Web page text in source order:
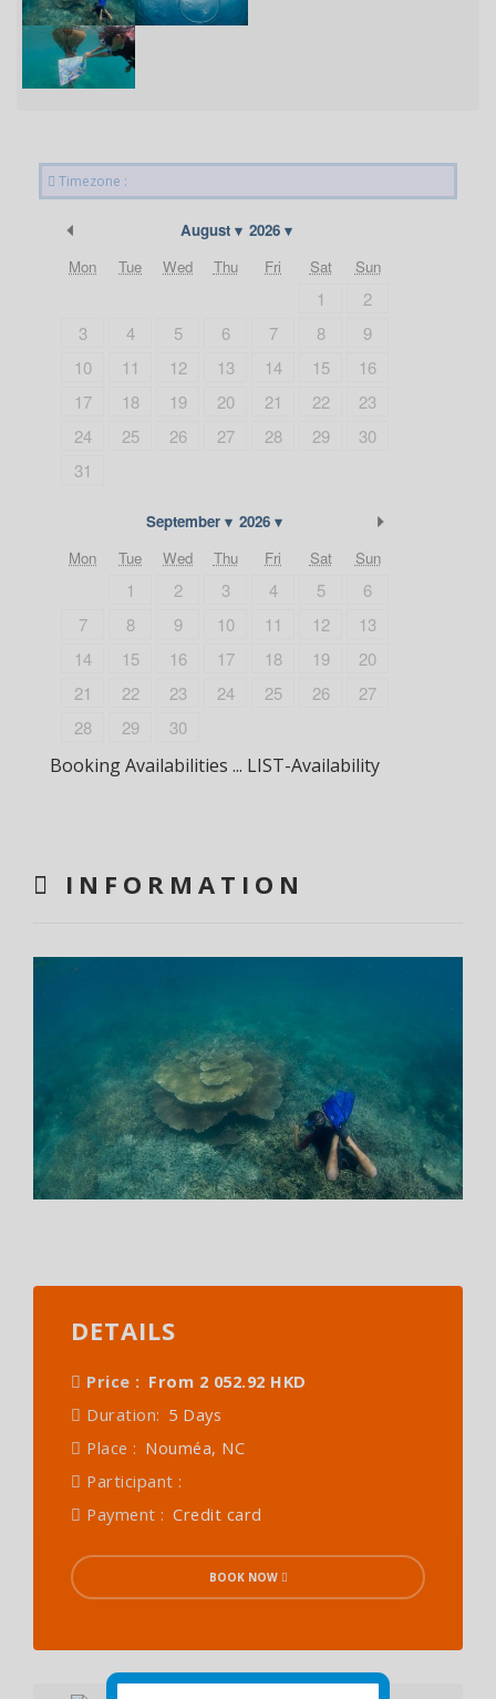
Timezone :
August 2026
Previous Month
Mon Tue Wed Thu Fri Sat Sun
1
2
3
4 5 6 7 8
9
10
11 12 13 14 15
16
17
18 19 20 21 22
23
24
25 26 27 28 29
30
31
September 2026
Mon Tue Wed Thu Fri Sat Sun
1 2 3 4 5
6
7
8 9 10 11 12
13
14
15 16 17 18 19
20
21
22 23 24 25 26
27
28
29 30
Booking Availabilities ... LIST-Availability
INFORMATION
DETAILS
Price : From 2 052.92 HKD
Duration: 5 Days
Place : Nouméa, NC
Participant :
Payment : Credit card
BOOK NOW